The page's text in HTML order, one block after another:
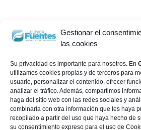
Gestionar el
las cookies
Su privacidad es importante para nosotros. En
utilizamos cookies propias y de terceros para
usuario, personalizar el contenido, ofrecer
analizar el tráfico. Además, compartimos
haga del sitio web con las redes sociales y
combinarla con otra información que les haya
recopilado a partir del uso que haya hecho de
su consentimiento expreso para el uso de